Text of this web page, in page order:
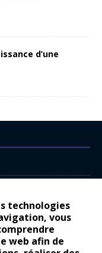
technologies
vous
web afin de
d’une